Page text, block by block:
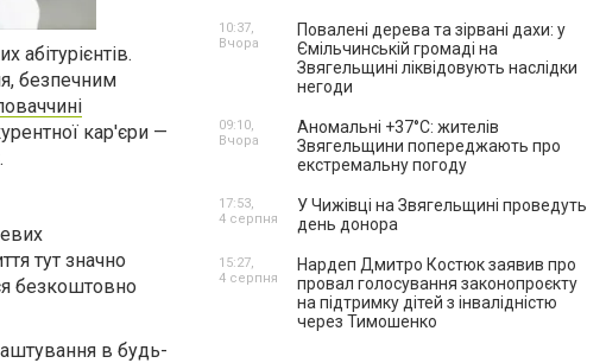
безпечним
кар'єри —
тут значно
безкоштовно
в будь-
Повалені дерева та зірвані дахи: у
Ємільчинській громаді на
Звягельщині ліквідовують наслідки
негоди
10:37,
Вчора
Аномальні +37°C: жителів
Звягельщини попереджають про
екстремальну погоду
09:10,
Вчора
У Чижівці на Звягельщині проведуть
день донора
17:53,
4 серпня
Нардеп Дмитро Костюк заявив про
провал голосування законопроєкту
на підтримку дітей з інвалідністю
через Тимошенко
15:27,
4 серпня